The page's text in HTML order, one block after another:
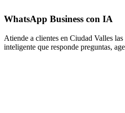
WhatsApp Business con IA
Atiende a clientes en Ciudad Valles
inteligente que responde preguntas,